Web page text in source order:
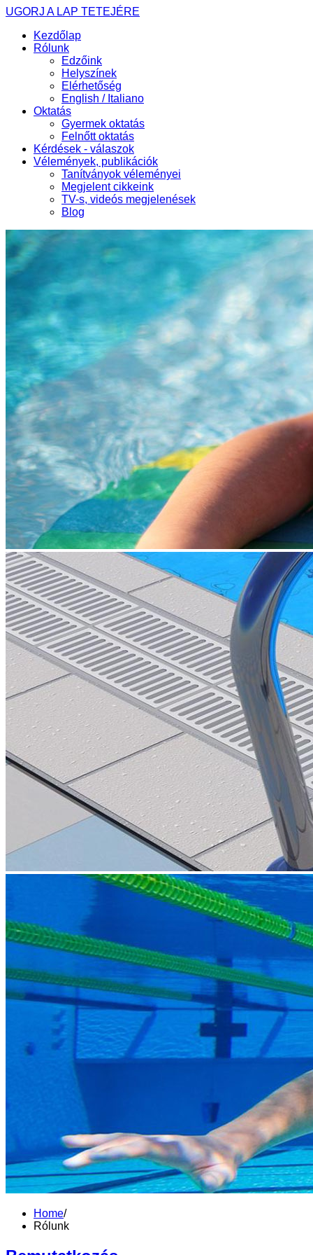
UGORJ A LAP TETEJÉRE
Kezdőlap
Rólunk
Edzőink
Helyszínek
Elérhetőség
English / Italiano
Oktatás
Gyermek oktatás
Felnőtt oktatás
Kérdések - válaszok
Vélemények, publikációk
Tanítványok véleményei
Megjelent cikkeink
TV-s, videós megjelenések
Blog
Home/
Rólunk